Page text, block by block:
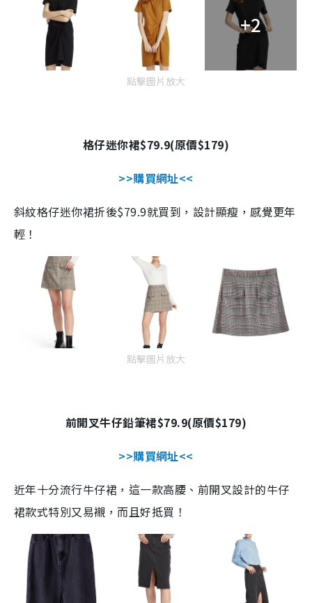
+2
點擊圖片放大
格仔迷你裙$79.9(原價$179)
>>購買網址<<
斜紋格仔迷你裙折後$79.9就買到，設計顯瘦，感覺更年
輕！
點擊圖片放大
前開叉牛仔鉛筆裙$79.9(原價$179)
>>購買網址<<
近年十分流行牛仔裙，這一款高腰、前開叉設計的牛仔
裙款式特別又易襯，而且好抵買！